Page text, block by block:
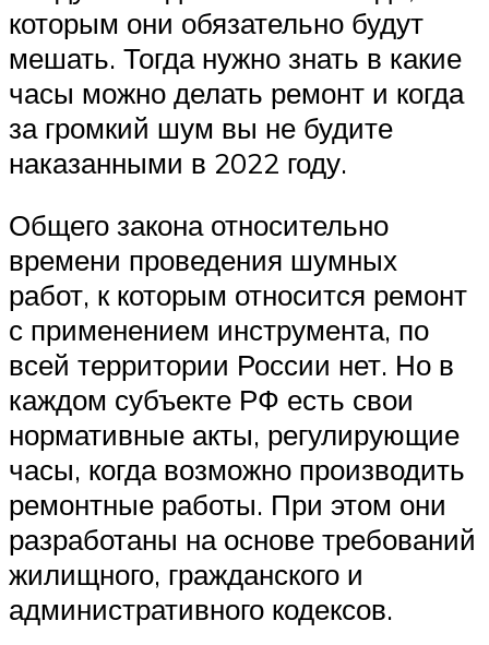
которым они обязательно будут
мешать. Тогда нужно знать в какие
часы можно делать ремонт и когда
за громкий шум вы не будите
наказанными в 2022 году.
Общего закона относительно
времени проведения шумных
работ, к которым относится ремонт
с применением инструмента, по
всей территории России нет. Но в
каждом субъекте РФ есть свои
нормативные акты, регулирующие
часы, когда возможно производить
ремонтные работы. При этом они
разработаны на основе требований
жилищного, гражданского и
административного кодексов.